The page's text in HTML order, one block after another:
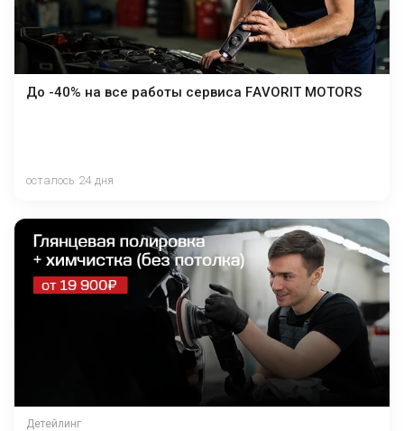
До -40% на все работы сервиса FAVORIT MOTORS
осталось 24 дня
Детейлинг